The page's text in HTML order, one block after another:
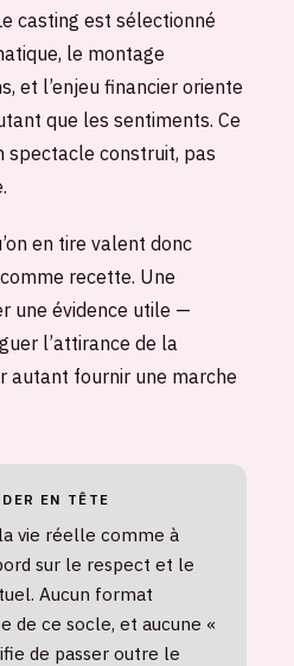
casting est sélectionné
le montage
et l’enjeu financier oriente
que les sentiments. Ce
spectacle construit, pas
en tire valent donc
recette. Une
une évidence utile —
l’attirance de la
autant fournir une marche
EN TÊTE
vie réelle comme à
sur le respect et le
Aucun format
de ce socle, et aucune «
de passer outre le